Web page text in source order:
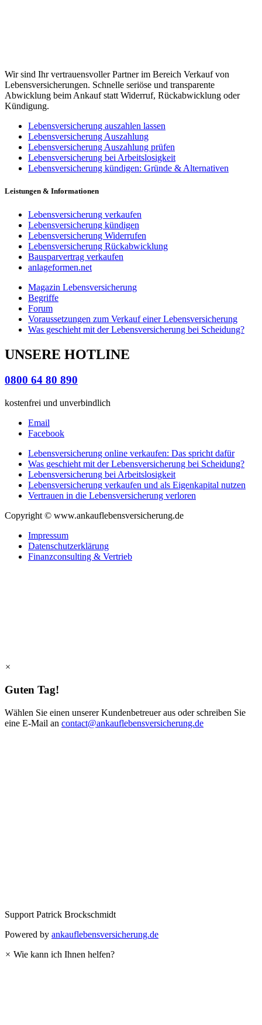
Wir sind Ihr vertrauensvoller Partner im Bereich Verkauf von
Lebensversicherungen. Schnelle seriöse und transparente
Abwicklung beim Ankauf statt Widerruf, Rückabwicklung oder
Kündigung.
Lebensversicherung auszahlen lassen
Lebensversicherung Auszahlung
Lebensversicherung Auszahlung prüfen
Lebensversicherung bei Arbeitslosigkeit
Lebensversicherung kündigen: Gründe & Alternativen
Leistungen & Informationen
Lebensversicherung verkaufen
Lebensversicherung kündigen
Lebensversicherung Widerrufen
Lebensversicherung Rückabwicklung
Bausparvertrag verkaufen
anlageformen.net
Magazin Lebensversicherung
Begriffe
Forum
Voraussetzungen zum Verkauf einer Lebensversicherung
Was geschieht mit der Lebensversicherung bei Scheidung?
UNSERE HOTLINE
0800 64 80 890
kostenfrei und unverbindlich
Email
Facebook
Lebensversicherung online verkaufen: Das spricht dafür
Was geschieht mit der Lebensversicherung bei Scheidung?
Lebensversicherung bei Arbeitslosigkeit
Lebensversicherung verkaufen und als Eigenkapital nutzen
Vertrauen in die Lebensversicherung verloren
Copyright © www.ankauflebensversicherung.de
Impressum
Datenschutzerklärung
Finanzconsulting & Vertrieb
×
Guten Tag!
Wählen Sie einen unserer Kundenbetreuer aus oder schreiben Sie
eine E-Mail an contact@ankauflebensversicherung.de
Support Patrick Brockschmidt
Powered by ankauflebensversicherung.de
× Wie kann ich Ihnen helfen?